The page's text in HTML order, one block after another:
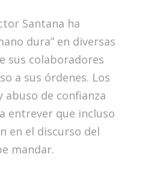
Santana ha
dura” en diversas
sus colaboradores
a sus órdenes. Los
de confianza
entrever que incluso
en el discurso del
mandar.